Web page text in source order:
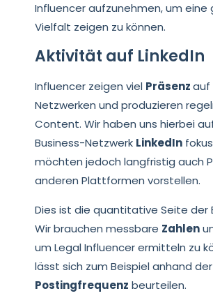
Influencer aufzunehmen, um eine
Vielfalt zeigen zu können.
Aktivität auf LinkedIn
Influencer zeigen viel Präsenzauf
Netzwerken und produzieren
Content. Wir haben uns hierbei
Business-Netzwerk LinkedIn
möchten jedoch langfristig auch
anderen Plattformen vorstellen.
Dies ist die quantitative Seite der
Wir brauchen messbare Zahlen
um Legal Influencer ermitteln zu
lässt sich zum Beispiel anhand der
Postingfrequenz beurteilen.